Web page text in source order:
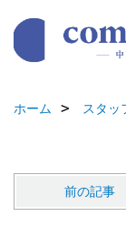
ホーム スタッ
前の記事